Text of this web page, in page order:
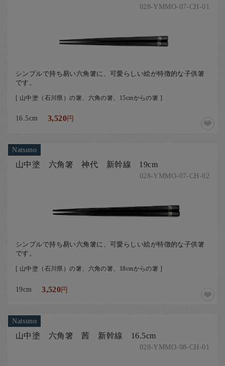
028-YMMO-07-CH-01
シンプルで持ち易い六角箸に、可愛らしい絵が特徴的な子供箸
です。
[ 山中塗（石川県）の箸、六角の箸、15cmからの箸 ]
16.5cm 3,520円
Natsuno
山中塗 六角箸 神代 新幹線 19cm
028-YMMO-07-CH-02
シンプルで持ち易い六角箸に、可愛らしい絵が特徴的な子供箸
です。
[ 山中塗（石川県）の箸、六角の箸、18cmからの箸 ]
19cm 3,520円
Natsuno
山中塗 六角箸 茜 新幹線 16.5cm
028-YMMO-08-CH-01